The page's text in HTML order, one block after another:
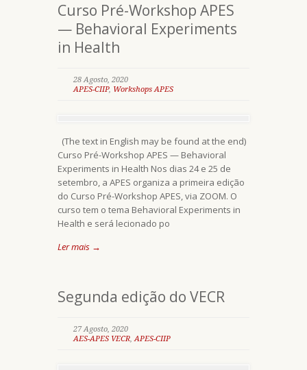
Curso Pré-Workshop APES
— Behavioral Experiments
in Health
28 Agosto, 2020
APES-CIIP, Workshops APES
(The text in English may be found at the end)
Curso Pré-Workshop APES — Behavioral
Experiments in Health Nos dias 24 e 25 de
setembro, a APES organiza a primeira edição
do Curso Pré-Workshop APES, via ZOOM. O
curso tem o tema Behavioral Experiments in
Health e será lecionado po
Ler mais →
Segunda edição do VECR
27 Agosto, 2020
AES-APES VECR,APES-CIIP